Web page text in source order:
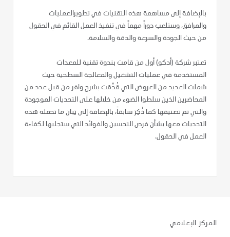
بالإضافة إلى مساهمة هذه التقنيات في تطويرالعمليات
والمرافق، وستلعب دوراً مهماً في تنفيذ العمل القائم في الحقول
من حيث الجودة والسرعة والدقة والسلامة.
تعتبر شركة (أدكو) أول من قامت بندوة تقنية للمعدات
المستخدمة في عمليات التشغيل والمعالجة السطحية حيث
شملت العديد من العروض التي قُدِّمَت بشرح وافر من قبل عدد من
المحاضرين الذين سلطوا الضوء من خلالها على التحديات الموجودة
والتي تم تصنيفها كما ذُكِرَ سابقاً، بالإضافة إلى تِبان ما تحمله هذه
التحديات معها بشأن فرص التحسين والفوائد التي ستجلبها لكفاءة
العمل في الحقول.
المركز الإعلامي